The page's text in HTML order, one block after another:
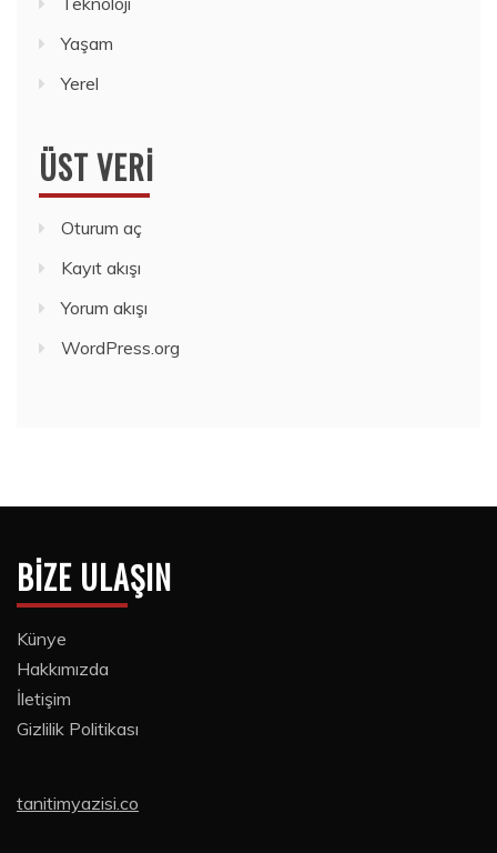
Yaşam
Yerel
ÜST VERI
Oturum aç
Kayıt akışı
Yorum akışı
WordPress.org
BIZE ULAŞIN
Künye
Hakkımızda
İletişim
Gizlilik Politikası
tanitimyazisi.co